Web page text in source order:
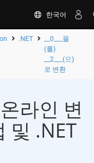
한국어
.NET
__0___을
(를)
__2___(으)
로 변환
라인 변
및 .NET